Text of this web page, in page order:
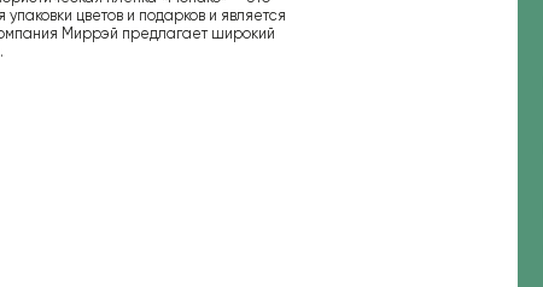
цветов и подарков и является
Миррэй предлагает широкий